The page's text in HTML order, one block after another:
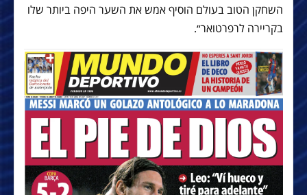
השחקן הטוב בעולם הוסיף אמש את השער היפה ביותר שלו
בקריירה לרפרטואר״.